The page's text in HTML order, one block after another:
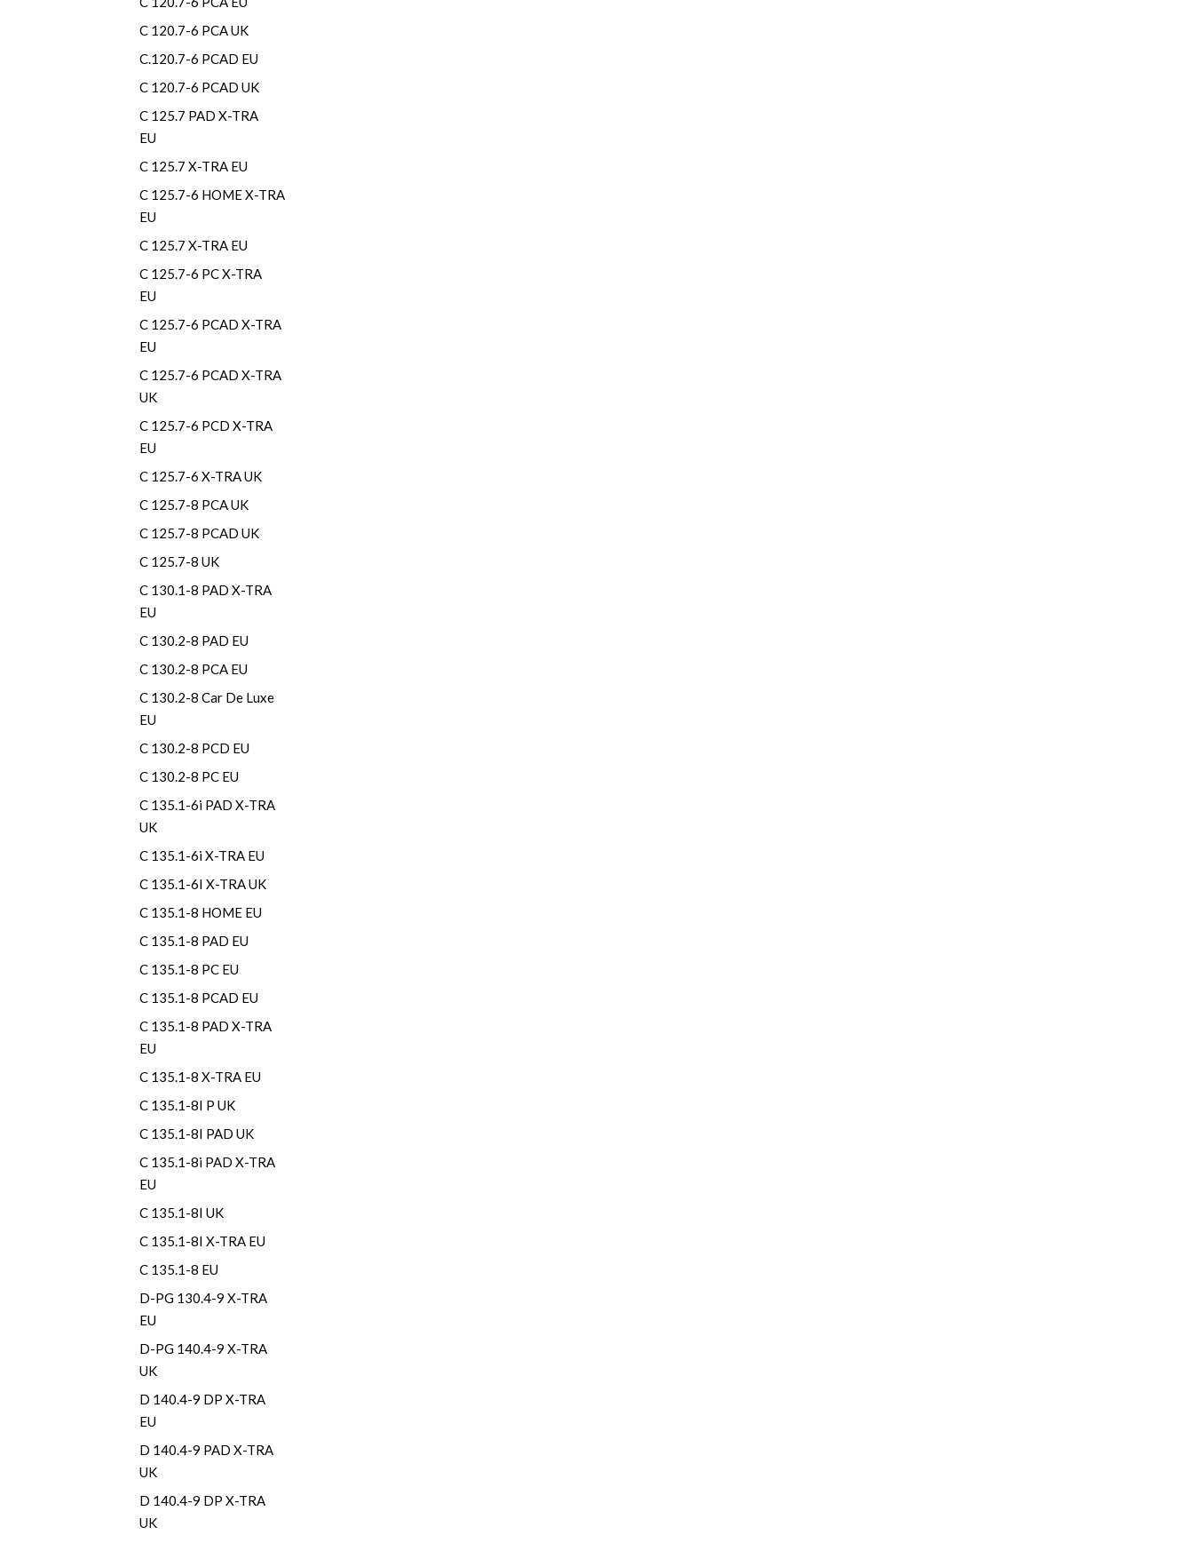
C 120.7-6 PCA UK
C.120.7-6 PCAD EU
C 120.7-6 PCAD UK
C 125.7 PAD X-TRA
EU
C 125.7 X-TRA EU
C 125.7-6 HOME X-TRA
EU
C 125.7 X-TRA EU
C 125.7-6 PC X-TRA
EU
C 125.7-6 PCAD X-TRA
EU
C 125.7-6 PCAD X-TRA
UK
C 125.7-6 PCD X-TRA
EU
C 125.7-6 X-TRA UK
C 125.7-8 PCA UK
C 125.7-8 PCAD UK
C 125.7-8 UK
C 130.1-8 PAD X-TRA
EU
C 130.2-8 PAD EU
C 130.2-8 PCA EU
C 130.2-8 Car De Luxe
EU
C 130.2-8 PCD EU
C 130.2-8 PC EU
C 135.1-6i PAD X-TRA
UK
C 135.1-6i X-TRA EU
C 135.1-6I X-TRA UK
C 135.1-8 HOME EU
C 135.1-8 PAD EU
C 135.1-8 PC EU
C 135.1-8 PCAD EU
C 135.1-8 PAD X-TRA
EU
C 135.1-8 X-TRA EU
C 135.1-8I P UK
C 135.1-8I PAD UK
C 135.1-8i PAD X-TRA
EU
C 135.1-8I UK
C 135.1-8I X-TRA EU
C 135.1-8 EU
D-PG 130.4-9 X-TRA
EU
D-PG 140.4-9 X-TRA
UK
D 140.4-9 DP X-TRA
EU
D 140.4-9 PAD X-TRA
UK
D 140.4-9 DP X-TRA
UK